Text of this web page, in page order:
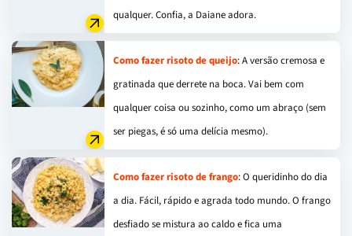
qualquer. Confia, a Daiane adora.
Como fazer risoto de queijo: A versão cremosa e
gratinada que derrete na boca. Vai bem com
qualquer coisa ou sozinho, como um abraço (sem
ser piegas, é só uma delícia mesmo).
Como fazer risoto de frango: O queridinho do dia
a dia. Fácil, rápido e agrada todo mundo. O frango
desfiado se mistura ao caldo e fica uma